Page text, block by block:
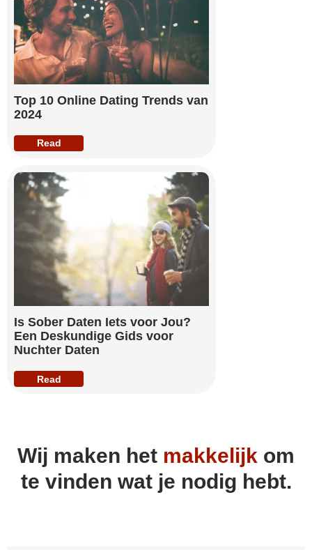
Top 10 Online Dating Trends van
2024
Read
Is Sober Daten Iets voor Jou?
Een Deskundige Gids voor
Nuchter Daten
Read
Wij maken het makkelijk om
te vinden wat je nodig hebt.